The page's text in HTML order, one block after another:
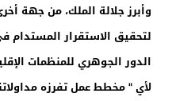
وأبرز جلالة الملك، من جهة
لتحقيق الاستقرار المستدام
الدور الجوهري للمنظمات
لأي " مخطط عمل تفرزه